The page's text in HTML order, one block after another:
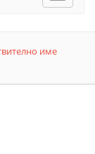
име